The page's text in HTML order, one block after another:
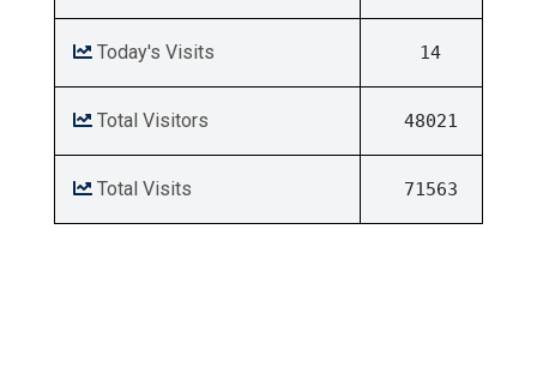
Today's Visits 14
Total Visitors 48021
Total Visits 71563